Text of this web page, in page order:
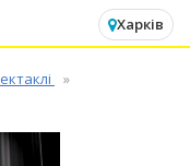
Харків